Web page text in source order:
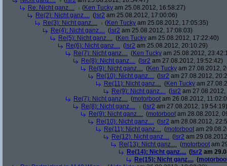
Re: Nicht ganz....
(Ken Tucky am 25.08.2012, 16:58:27)
Re(2): Nicht ganz.... ( lsr2 am 25.08.2012, 17:00:06)
Re(3): Nicht ganz....
(Ken Tucky am 25.08.2012, 17:05:35)
Re(4): Nicht ganz.... ( lsr2 am 25.08.2012, 17:08:03)
Re(5): Nicht ganz.... (Ken Tucky am 25.08.2012, 17:22:40)
Re(6): Nicht ganz.... ( lsr2 am 25.08.2012, 20:10:29)
Re(7): Nicht ganz.... (Ken Tucky am 25.08.2012,
Re(8): Nicht ganz.... ( lsr2 am 27.08.2012, 19:52:42)
Re(9): Nicht ganz.... (Ken Tucky am 27.08.2012,
Re(10): Nicht ganz.... ( lsr2 am 27.08.2012,
Re(11): Nicht ganz.... (Ken Tucky am
Re(9): Nicht ganz.... ( lsr2 am
Re(7): Nicht ganz.... (motorboot am 26.08.2012,
Re(8): Nicht ganz....
( lsr2 am 27.08.2012, 19:54:19)
Re(9): Nicht ganz.... (motorboot am 28.08.2012,
Re(10): Nicht ganz.... ( lsr2 am 28.08.2012,
Re(11): Nicht ganz.... (motorboot am
Re(12): Nicht ganz.... ( lsr2 am
Re(13): Nicht ganz.... (motorboot am
Re(14): Nicht ganz.... ( lsr2 am
Re(15): Nicht ganz.... (